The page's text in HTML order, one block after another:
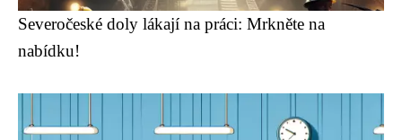
Severočeské doly lákají na práci: Mrkněte na
nabídku!